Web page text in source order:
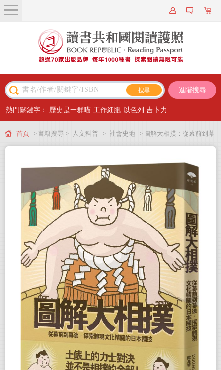
關於我們
近期新書
主題閱讀
出版專區
會員專屬
會員儲值方案
進階搜尋
熱門關鍵字： 歷史是一群喵 工作細胞 以色列 吉卜力
首頁 > 書籍搜尋 > 人文科普 > 社會史地 > 圖解大相撲：從幕前到幕